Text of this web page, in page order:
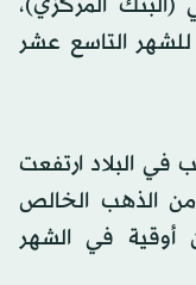
المركزي)،
للشهر التاسع عشر
في البلاد ارتفعت
من الذهب الخالص
مقابل 74.64 مليون أوقية في الشهر